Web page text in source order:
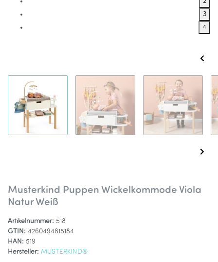
3
4
Musterkind Puppen Wickelkommode Viola
Natur Weiß
Artikelnummer: 518
GTIN: 4260494815184
HAN: 519
Hersteller: MUSTERKIND®